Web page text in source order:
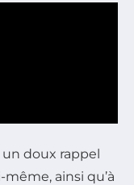
doux rappel
ainsi qu’à